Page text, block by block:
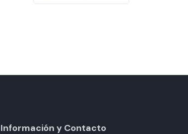
Información y Contacto